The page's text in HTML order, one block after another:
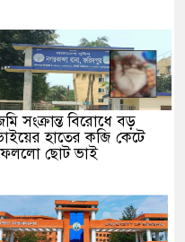
সংক্রান্ত বিরোধে বড়
হাতের কব্জি কেটে
ছোট ভাই